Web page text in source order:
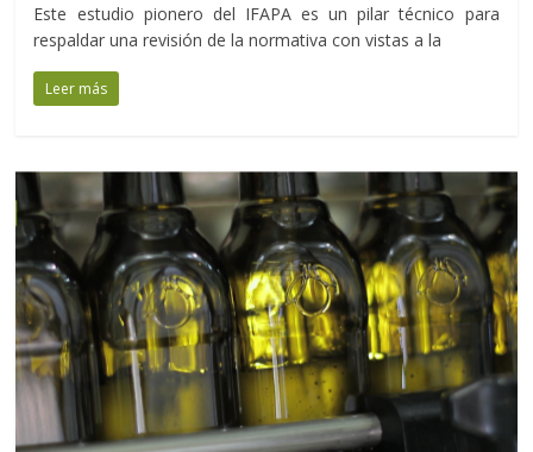
Este estudio pionero del IFAPA es un pilar técnico para
respaldar una revisión de la normativa con vistas a la
Leer más